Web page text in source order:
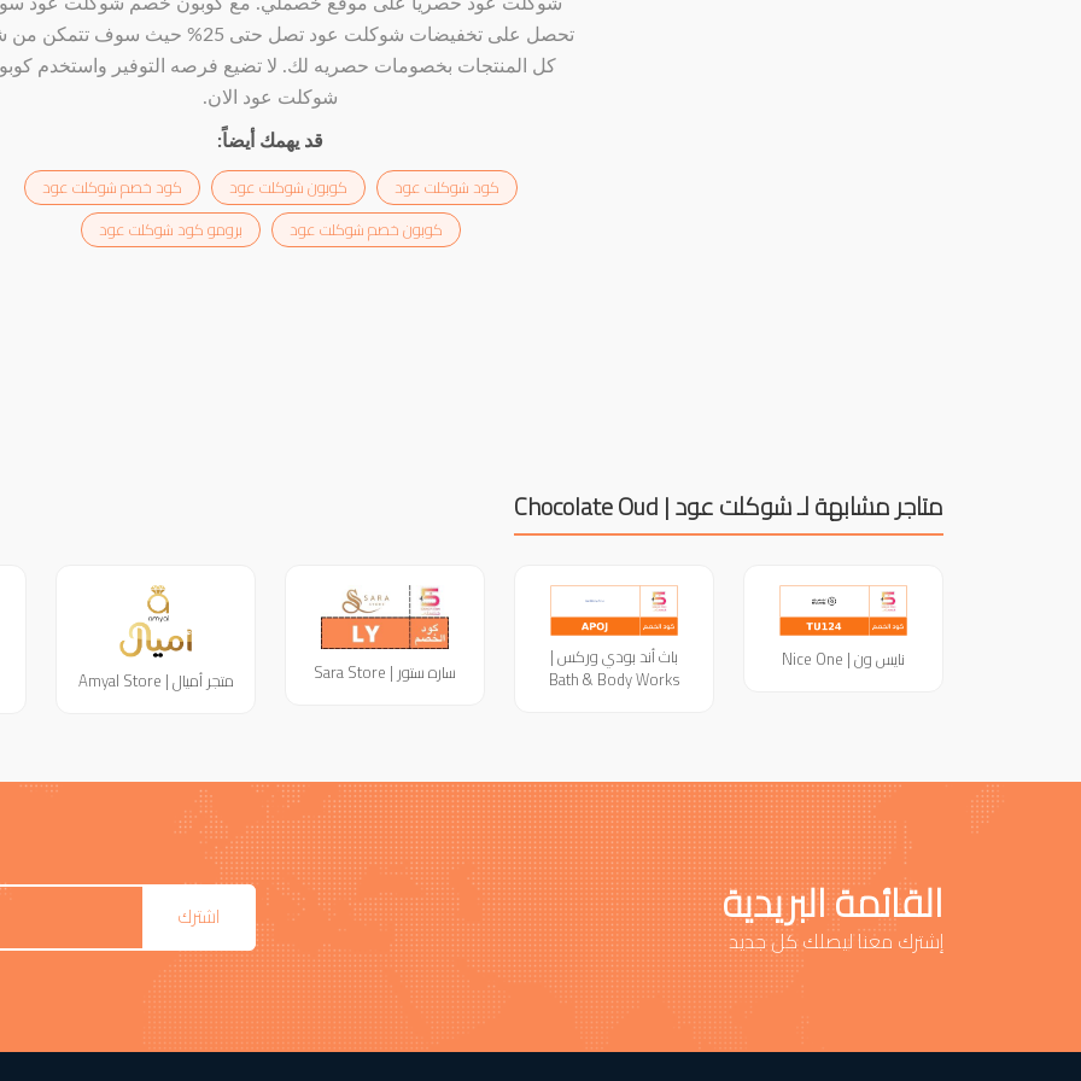
تحصل على تخفيضات شوكلت عود تصل حتى 25% حيث سوف
كل المنتجات بخصومات حصريه لك. لا تضيع فرصه التوفير واستخدم
شوكلت عود الان.
قد يهمك أيضاً:
كود شوكلت عود كوبون شوكلت عود
كود خصم شوكلت عود
كوبون خصم شوكلت عود
برومو كود شوكلت عود
متاجر مشابهة لـ شوكلت عود | Chocolate Oud
نايس ون | Nice One باث أند بودي وركس |
Bath & Body Works ساره ستور | Sara Store متجر أميال | Amyal Store
القائمة البريدية
إشترك معنا ليصلك كل جديد
اشترك